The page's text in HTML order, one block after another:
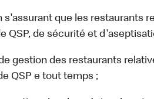
que les restaurants
QSP, de sécurité et
des restaurants
QSP e tout temps ;